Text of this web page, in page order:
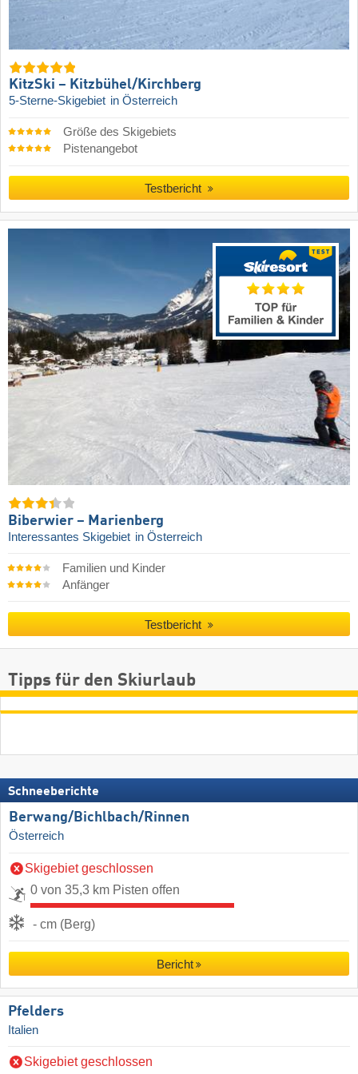
KitzSki – Kitzbühel/​Kirchberg
5-Sterne-Skigebiet in Österreich
Größe des Skigebiets
Pistenangebot
Testbericht
Biberwier – Marienberg
Interessantes Skigebiet in Österreich
Familien und Kinder
Anfänger
Testbericht
Tipps für den Skiurlaub
Schneeberichte
Berwang/​Bichlbach/​Rinnen
Österreich
Skigebiet geschlossen
0 von 35,3 km Pisten offen
- cm (Berg)
Bericht
Pfelders
Italien
Skigebiet geschlossen